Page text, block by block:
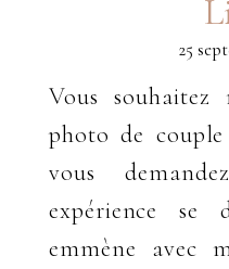
25
Vous souhaitez
photo de
vous
expérience se
emmène avec